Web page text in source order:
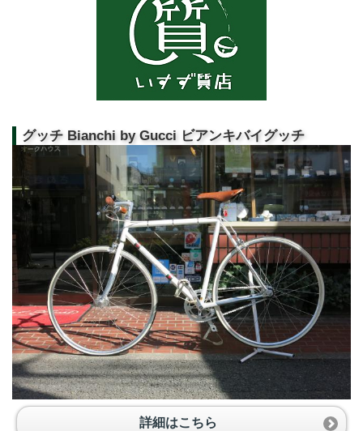
グッチ Bianchi by Gucci ビアンキバイグッチ
詳細はこちら